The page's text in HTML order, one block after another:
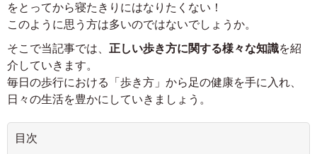
をとってから寝たきりにはなりたくない！
このように思う方は多いのではないでしょうか。
そこで当記事では、 正しい歩き方に関する様々な知識を紹
介していきます。
毎日の歩行における「歩き方」から足の健康を手に入れ、
日々の生活を豊かにしていきましょう。
目次